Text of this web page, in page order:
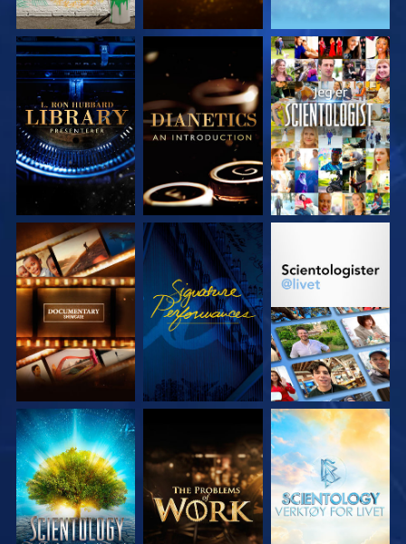
UTFORSK SERIEN UTFORSK SERIEN SE
UTFORSK SERIEN SE UTFORSK SERIEN
UTFORSK SERIEN UTFORSK SERIEN UTFORSK SERIEN